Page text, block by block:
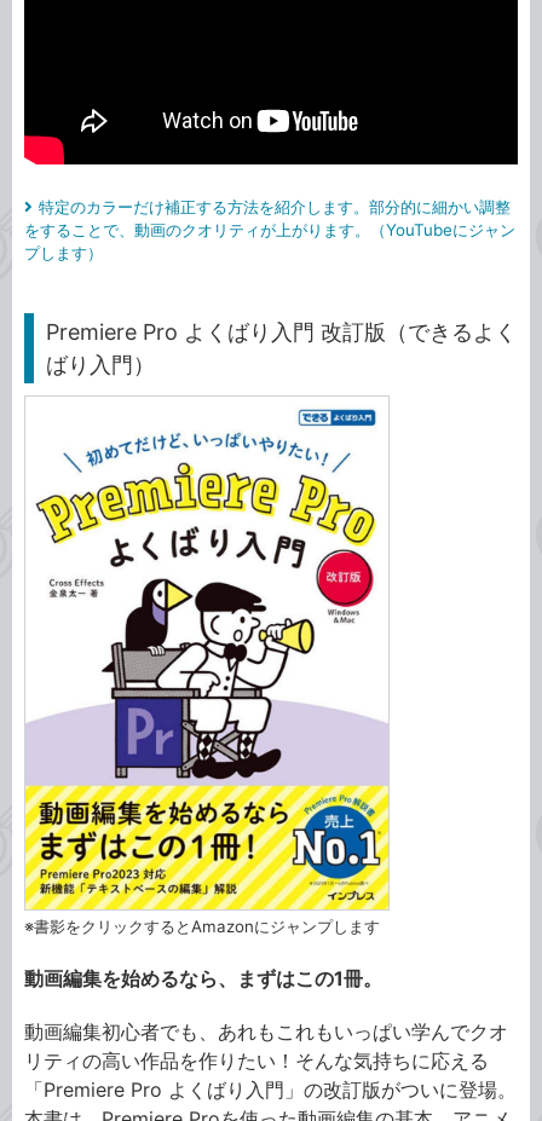
特定のカラーだけ補正する方法を紹介します。部分的に細かい調整
をすることで、動画のクオリティが上がります。（YouTubeにジャン
プします）
Premiere Pro よくばり入門 改訂版（できるよく
ばり入門）
※書影をクリックするとAmazonにジャンプします
動画編集を始めるなら、まずはこの1冊。
動画編集初心者でも、あれもこれもいっぱい学んでクオ
リティの高い作品を作りたい！そんな気持ちに応える
「Premiere Pro よくばり入門」の改訂版がついに登場。